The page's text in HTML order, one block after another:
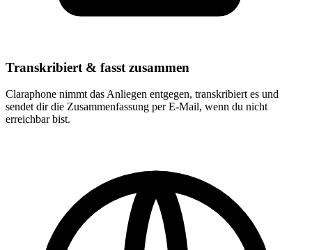
Transkribiert & fasst zusammen
Claraphone nimmt das Anliegen entgegen, transkribiert es und
sendet dir die Zusammenfassung per E-Mail, wenn du nicht
erreichbar bist.